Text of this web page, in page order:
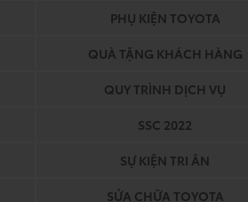
PHỤ KIỆN TOYOTA
QUÀ TẶNG KHÁCH HÀNG
QUY TRÌNH DỊCH VỤ
SSC 2022
SỰ KIỆN TRI ÂN
SỬA CHỮA TOYOTA